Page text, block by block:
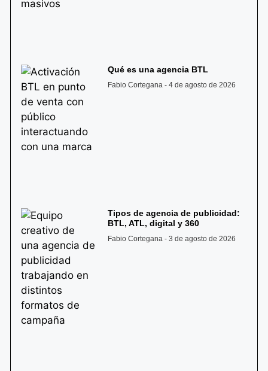
Qué es una agencia BTL
Fabio Cortegana 4 de agosto de 2026
Tipos de agencia de publicidad:
BTL, ATL, digital y 360
Fabio Cortegana 3 de agosto de 2026